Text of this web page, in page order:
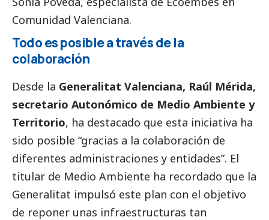
Comunidad Valenciana.
Todo es posible a través de la
colaboración
Desde la Generalitat Valenciana, Raúl Mérida,
secretario Autonómico de Medio Ambiente y
Territorio, ha destacado que esta iniciativa ha
sido posible “gracias a la colaboración de
diferentes administraciones y entidades”. El
titular de Medio Ambiente ha recordado que la
Generalitat impulsó este plan con el objetivo
de reponer unas infraestructuras tan